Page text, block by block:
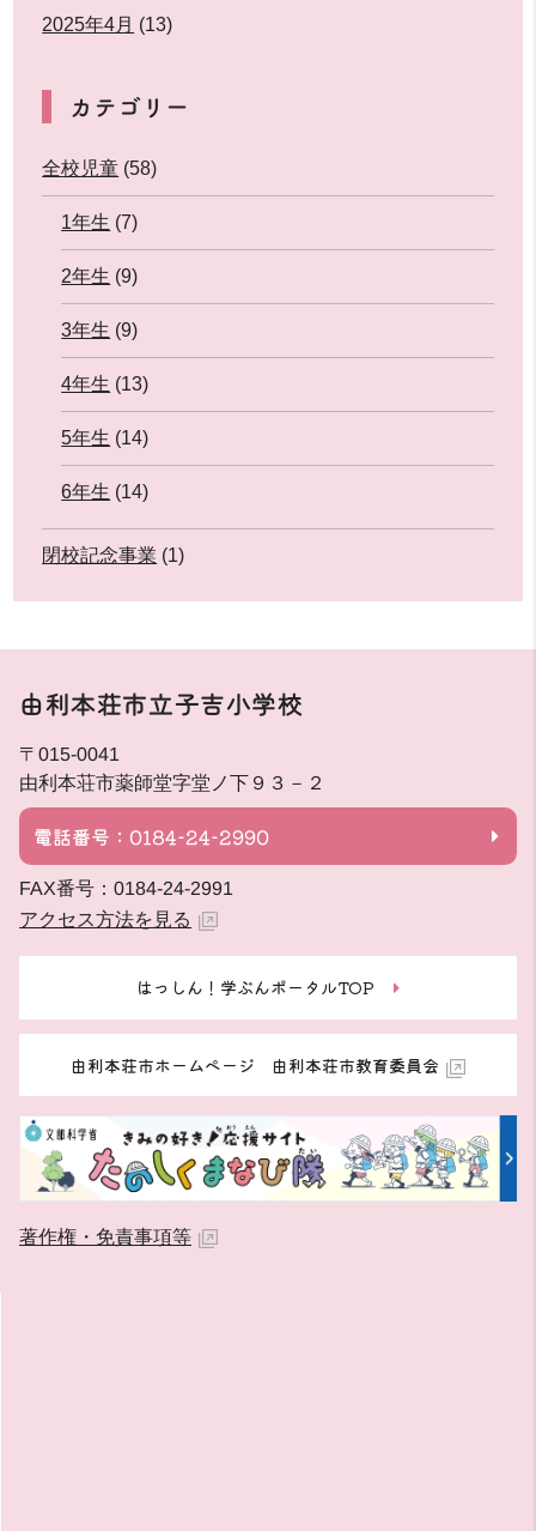
2025年4月 (13)
カテゴリー
全校児童 (58)
1年生 (7)
2年生 (9)
3年生 (9)
4年生 (13)
5年生 (14)
6年生 (14)
閉校記念事業 (1)
由利本荘市立子吉小学校
〒015-0041
由利本荘市薬師堂字堂ノ下９３－２
電話番号：0184-24-2990
FAX番号：0184-24-2991
アクセス方法を見る
はっしん！学ぶんポータルTOP
由利本荘市ホームページ 由利本荘市教育委員会
著作権・免責事項等